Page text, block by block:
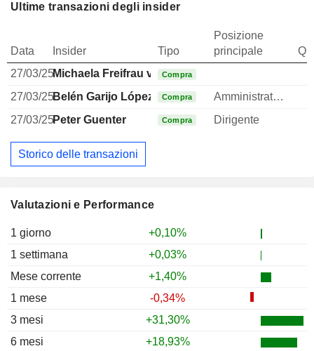
Valutazioni e Performance
1 giorno
+0,10%
1 settimana
+0,03%
Mese corrente
+1,40%
1 mese
-0,34%
3 mesi
+31,30%
6 mesi
+18,93%
Ultime transazioni degli insider
Data Insider Tipo
Posizione
principale
27/03/25Michaela Freifrau von Glenck
Compra
27/03/25Belén Garijo López Compra Amministratore delegato
27/03/25Peter Guenter Compra Dirigente
Storico delle transazioni